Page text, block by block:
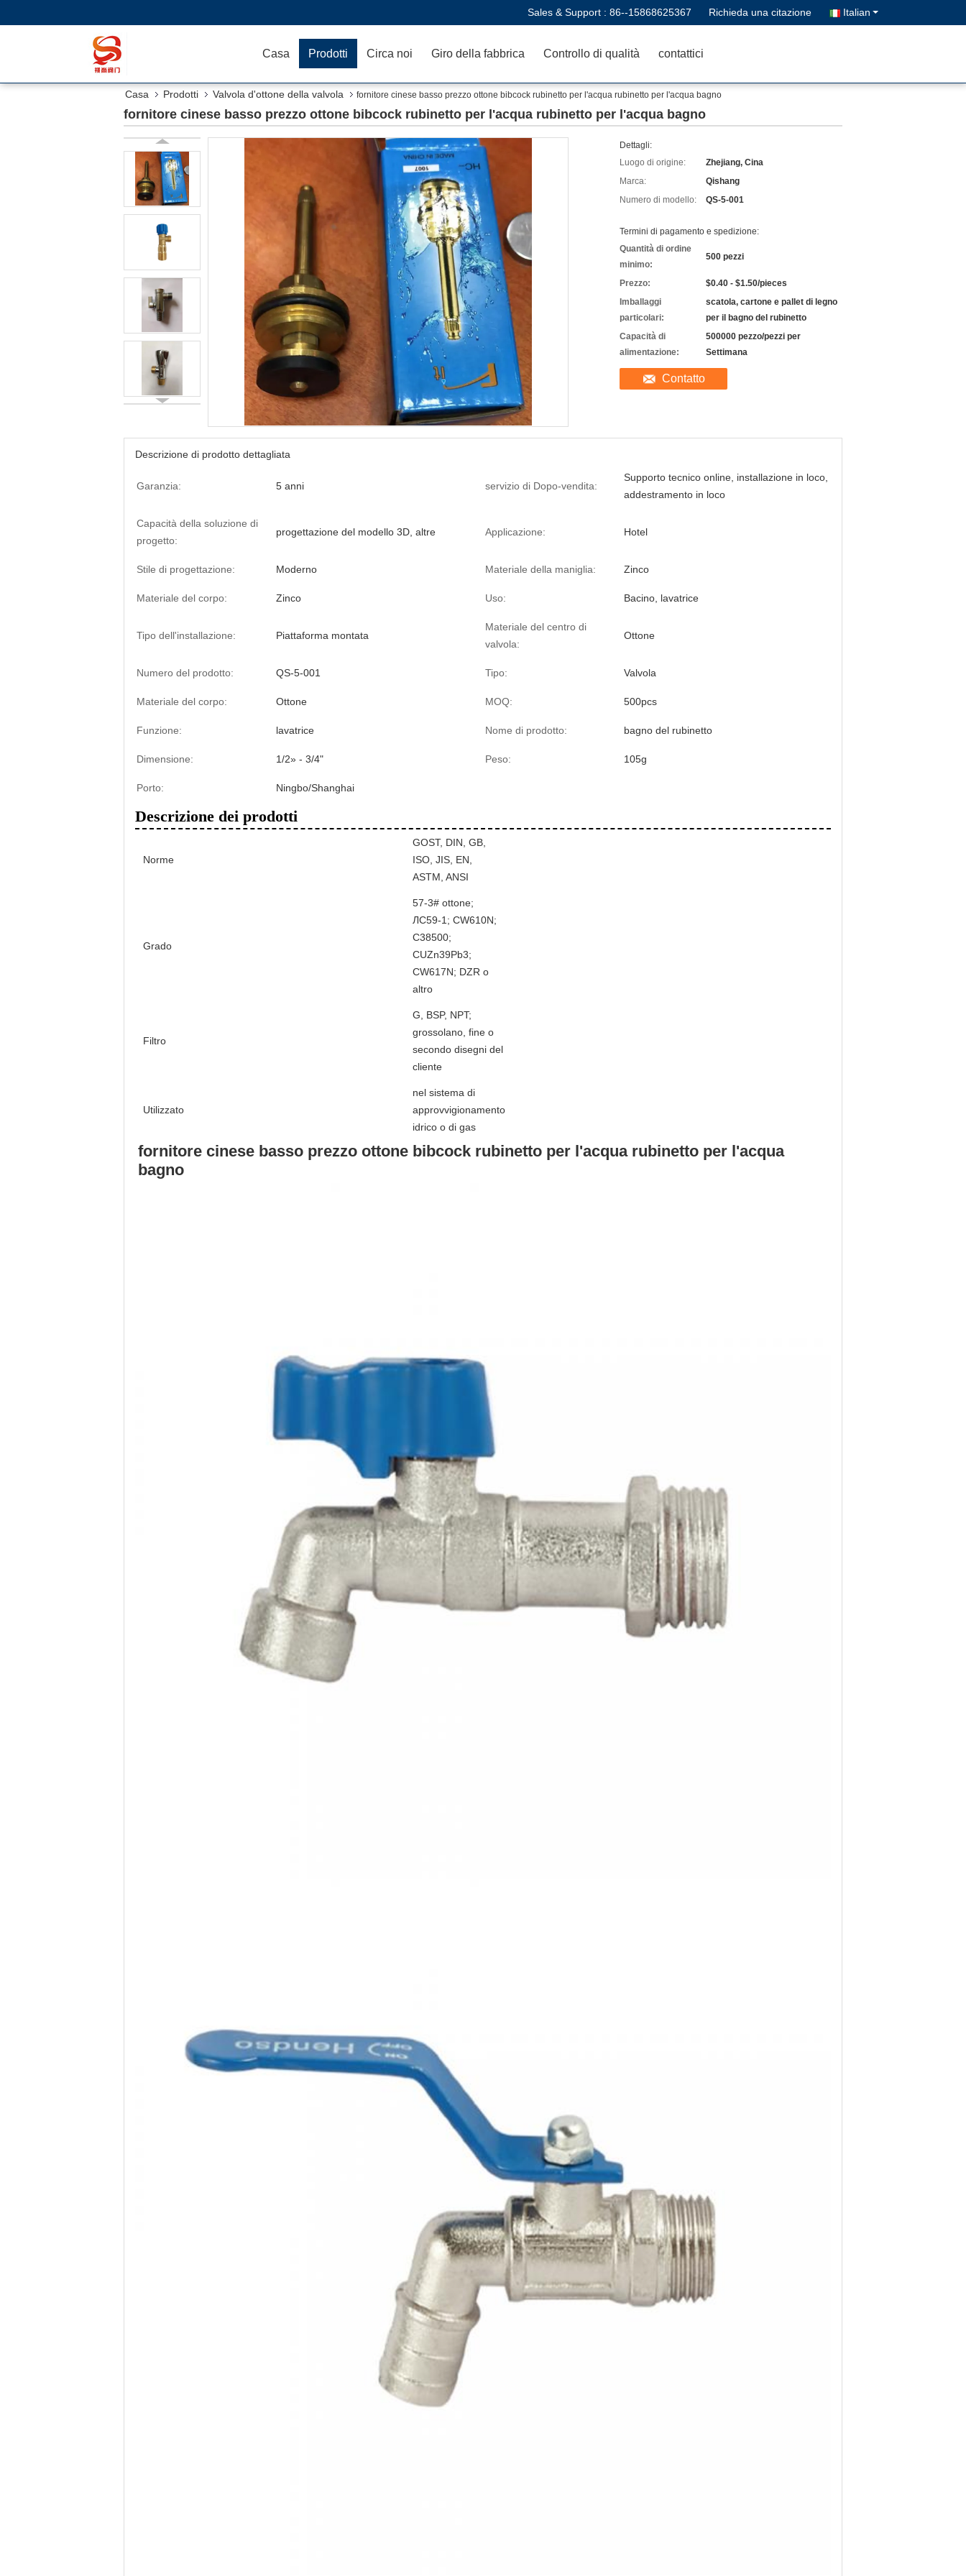
Sales & Support : 86--15868625367 Richieda una citazione Italian
Casa Prodotti Circa noi Giro della fabbrica Controllo di qualità contattici
Casa Prodotti Valvola d'ottone della valvola fornitore cinese basso prezzo ottone bibcock rubinetto per l'acqua rubinetto per l'acqua bagno
fornitore cinese basso prezzo ottone bibcock rubinetto per l'acqua rubinetto per l'acqua bagno
Dettagli:
Luogo di origine:
Zhejiang, Cina
Marca:
Qishang
Numero di modello:
QS-5-001
Termini di pagamento e spedizione:
Quantità di ordine
minimo:
500 pezzi
Prezzo:
$0.40 - $1.50/pieces
Imballaggi
particolari:
scatola, cartone e pallet di legno
per il bagno del rubinetto
Capacità di
alimentazione:
500000 pezzo/pezzi per
Settimana
Contatto
Descrizione di prodotto dettagliata
Garanzia: 5 anni servizio di Dopo-vendita:
Supporto tecnico online, installazione in loco,
addestramento in loco
Capacità della soluzione di
progetto:
progettazione del modello 3D, altre Applicazione: Hotel
Stile di progettazione: Moderno Materiale della maniglia: Zinco
Materiale del corpo: Zinco Uso: Bacino, lavatrice
Tipo dell'installazione: Piattaforma montata
Materiale del centro di
valvola:
Ottone
Numero del prodotto: QS-5-001 Tipo: Valvola
Materiale del corpo: Ottone MOQ: 500pcs
Funzione: lavatrice Nome di prodotto: bagno del rubinetto
Dimensione: 1/2» - 3/4" Peso: 105g
Porto: Ningbo/Shanghai
Descrizione dei prodotti
Norme
GOST, DIN, GB,
ISO, JIS, EN,
ASTM, ANSI
Grado
57-3# ottone;
ЛС59-1; CW610N;
С38500;
CUZn39Pb3;
CW617N; DZR o
altro
Filtro
G, BSP, NPT;
grossolano, fine o
secondo disegni del
cliente
Utilizzato
nel sistema di
approvvigionamento
idrico o di gas
fornitore cinese basso prezzo ottone bibcock rubinetto per l'acqua rubinetto per l'acqua
bagno